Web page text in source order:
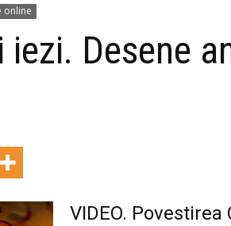
online
iezi. Desene
VIDEO. Povestirea